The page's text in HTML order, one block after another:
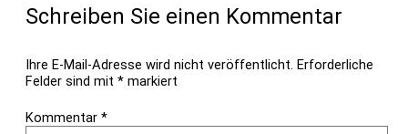
Schreiben Sie einen Kommentar
Ihre E-Mail-Adresse wird nicht veröffentlicht. Erforderliche
Felder sind mit * markiert
Kommentar *